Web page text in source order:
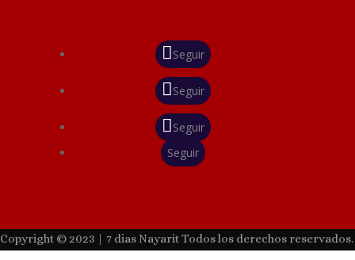
Seguir
Seguir
Seguir
Seguir
Copyright © 2023 | 7 dias Nayarit Todos los derechos reservados.